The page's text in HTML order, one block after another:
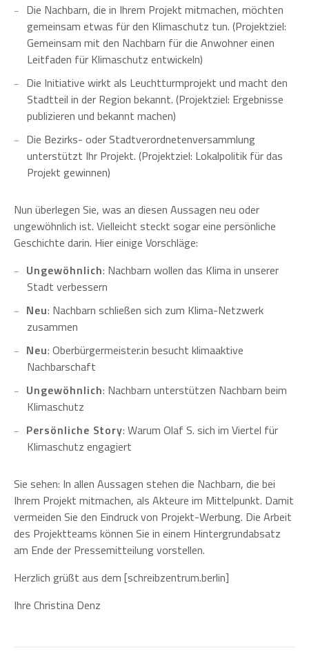
Die Nachbarn, die in Ihrem Projekt mitmachen, möchten
gemeinsam etwas für den Klimaschutz tun. (Projektziel:
Gemeinsam mit den Nachbarn für die Anwohner einen
Leitfaden für Klimaschutz entwickeln)
Die Initiative wirkt als Leuchtturmprojekt und macht den
Stadtteil in der Region bekannt. (Projektziel: Ergebnisse
publizieren und bekannt machen)
Die Bezirks- oder Stadtverordnetenversammlung
unterstützt Ihr Projekt. (Projektziel: Lokalpolitik für das
Projekt gewinnen)
Nun überlegen Sie, was an diesen Aussagen neu oder
ungewöhnlich ist. Vielleicht steckt sogar eine persönliche
Geschichte darin. Hier einige Vorschläge:
Ungewöhnlich: Nachbarn wollen das Klima in unserer
Stadt verbessern
Neu: Nachbarn schließen sich zum Klima-Netzwerk
zusammen
Neu: Oberbürgermeister.in besucht klimaaktive
Nachbarschaft
Ungewöhnlich: Nachbarn unterstützen Nachbarn beim
Klimaschutz
Persönliche Story: Warum Olaf S. sich im Viertel für
Klimaschutz engagiert
Sie sehen: In allen Aussagen stehen die Nachbarn, die bei
Ihrem Projekt mitmachen, als Akteure im Mittelpunkt. Damit
vermeiden Sie den Eindruck von Projekt-Werbung. Die Arbeit
des Projektteams können Sie in einem Hintergrundabsatz
am Ende der Pressemitteilung vorstellen.
Herzlich grüßt aus dem [schreibzentrum.berlin]
Ihre Christina Denz